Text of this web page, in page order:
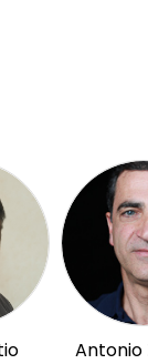
Antonio